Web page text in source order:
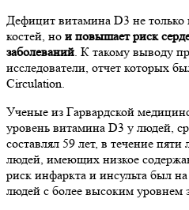
Дефицит витамина D3 не только
костей, но и повышает риск
заболеваний. К такому выводу
исследователи, отчет которых
Circulation.
Ученые из Гарвардской
уровень витамина D3 у людей,
составлял 59 лет, в течение
людей, имеющих низкое
риск инфаркта и инсульта был
людей с более высоким уровнем